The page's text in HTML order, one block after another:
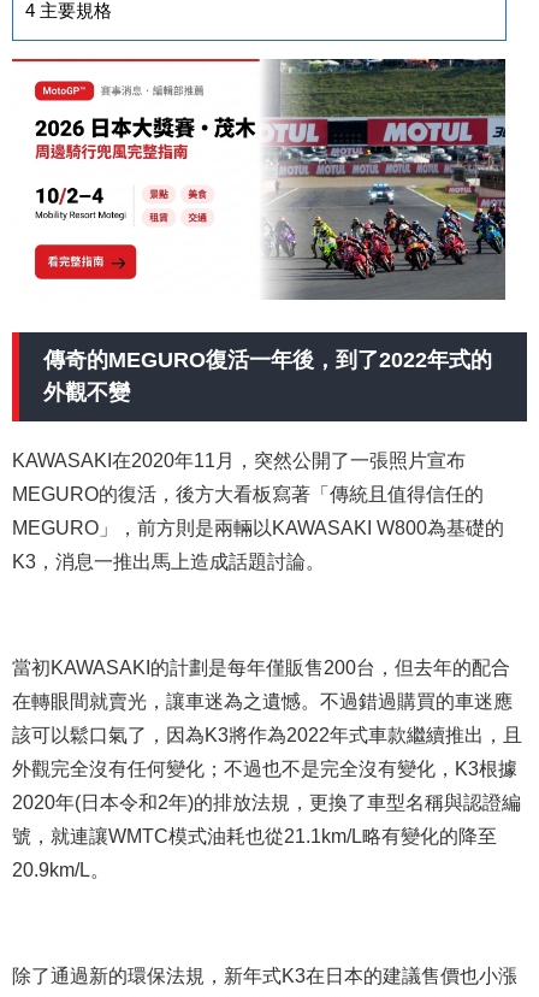
4 主要規格
傳奇的MEGURO復活一年後，到了2022年式的
外觀不變
KAWASAKI在2020年11月，突然公開了一張照片宣布
MEGURO的復活，後方大看板寫著「傳統且值得信任的
MEGURO」，前方則是兩輛以KAWASAKI W800為基礎的
K3，消息一推出馬上造成話題討論。
當初KAWASAKI的計劃是每年僅販售200台，但去年的配合
在轉眼間就賣光，讓車迷為之遺憾。不過錯過購買的車迷應
該可以鬆口氣了，因為K3將作為2022年式車款繼續推出，且
外觀完全沒有任何變化；不過也不是完全沒有變化，K3根據
2020年(日本令和2年)的排放法規，更換了車型名稱與認證編
號，就連讓WMTC模式油耗也從21.1km/L略有變化的降至
20.9km/L。
除了通過新的環保法規，新年式K3在日本的建議售價也小漲